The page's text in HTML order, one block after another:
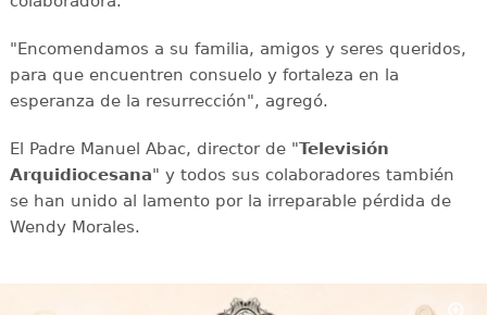
"Encomendamos a su familia, amigos y seres queridos,
para que encuentren consuelo y fortaleza en la
esperanza de la resurrección", agregó.
El Padre Manuel Abac, director de "Televisión
Arquidiocesana" y todos sus colaboradores también
se han unido al lamento por la irreparable pérdida de
Wendy Morales.